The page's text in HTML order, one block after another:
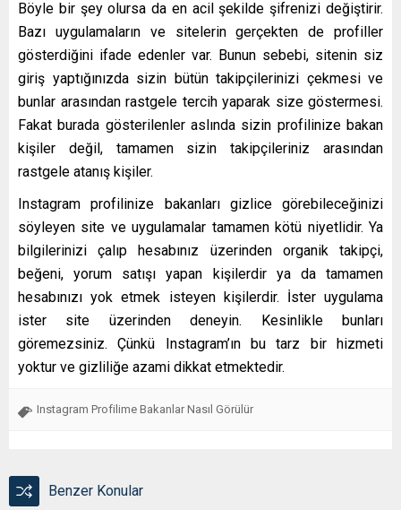
Böyle bir şey olursa da en acil şekilde şifrenizi değiştirir.
Bazı uygulamaların ve sitelerin gerçekten de profiller
gösterdiğini ifade edenler var. Bunun sebebi, sitenin siz
giriş yaptığınızda sizin bütün takipçilerinizi çekmesi ve
bunlar arasından rastgele tercih yaparak size göstermesi.
Fakat burada gösterilenler aslında sizin profilinize bakan
kişiler değil, tamamen sizin takipçileriniz arasından
rastgele atanış kişiler.
Instagram profilinize bakanları gizlice görebileceğinizi
söyleyen site ve uygulamalar tamamen kötü niyetlidir. Ya
bilgilerinizi çalıp hesabınız üzerinden organik takipçi,
beğeni, yorum satışı yapan kişilerdir ya da tamamen
hesabınızı yok etmek isteyen kişilerdir. İster uygulama
ister site üzerinden deneyin. Kesinlikle bunları
göremezsiniz. Çünkü Instagram’ın bu tarz bir hizmeti
yoktur ve gizliliğe azami dikkat etmektedir.
Instagram Profilime Bakanlar Nasıl Görülür
Benzer Konular